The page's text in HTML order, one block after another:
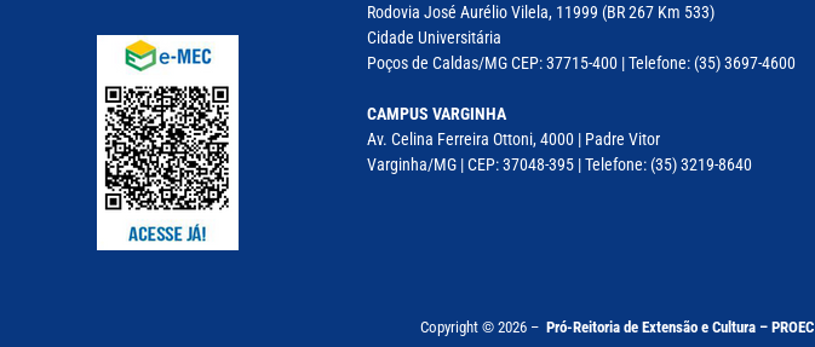
Rodovia José Aurélio Vilela, 11999 (BR 267 Km 533)
Cidade Universitária
Poços de Caldas/MG CEP: 37715-400 | Telefone: (35) 3697-4600
CAMPUS VARGINHA
Av. Celina Ferreira Ottoni, 4000 | Padre Vitor
Varginha/MG | CEP: 37048-395 | Telefone: (35) 3219-8640
Copyright © 2026 –Pró-Reitoria de Extensão e Cultura – PROEC